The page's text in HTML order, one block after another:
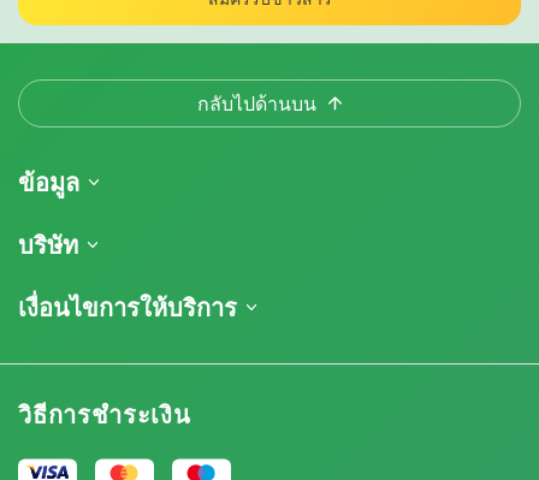
กลับไปด้านบน
ข้อมูล
การจัดส่งสินค้า
นโยบายการคืนสินค้า
โปรโมชั่น
บริษัท
เกี่ยวกับเรา
บทวิจารณ์
โปรแกรมพันธมิตรกัญชา
แผนผังเว็บไซต์
เงื่อนไขการให้บริการ
ข้อกำหนดและเงื่อนไข
นโยบายความเป็นส่วนตัว
นโยบายการใช้คุกกี้
วิธีการชำระเงิน